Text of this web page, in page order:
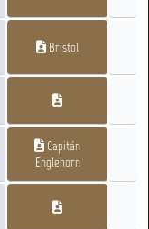
Bristol
Capitán
Englehorn